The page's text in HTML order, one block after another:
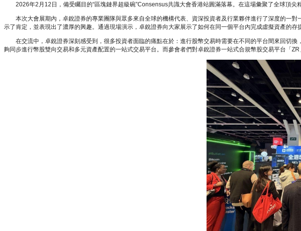
2026年2月12日，備受矚目的“區塊鏈界超級碗”Consensus共識大會香港站圓滿落幕。在這場彙聚了全球頂尖
本次大會展期內，卓銳證券的專業團隊與眾多來自全球的機構代表、資深投資者及行業夥伴進行了深度的一對
示了肯定，並表現出了濃厚的興趣。通過現場演示，卓銳證券向大家展示了如何在同一個平台內完成虛擬資產的
在交流中，卓銳證券深刻感受到，很多投資者面臨的痛點在於：進行股幣交易時需要在不同的平台間來回切換
夠同步進行幣股雙向交易和多元資產配置的一站式交易平台。而參會者們對卓銳證券一站式合規幣股交易平台「